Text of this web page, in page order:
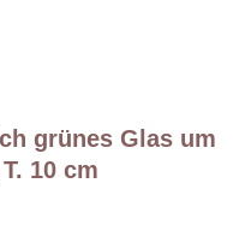
grünes Glas um
10 cm